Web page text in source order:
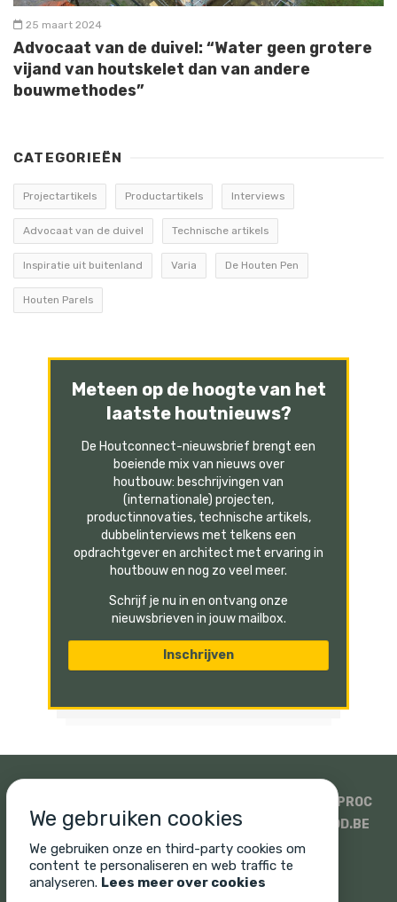
25 maart 2024
Advocaat van de duivel: “Water geen grotere
vijand van houtskelet dan van andere
bouwmethodes”
CATEGORIEËN
Projectartikels Productartikels Interviews
Advocaat van de duivel Technische artikels
Inspiratie uit buitenland Varia De Houten Pen
Houten Parels
Meteen op de hoogte van het
laatste houtnieuws?
De Houtconnect-nieuwsbrief brengt een
boeiende mix van nieuws over
houtbouw: beschrijvingen van
(internationale) projecten,
productinnovaties, technische artikels,
dubbelinterviews met telkens een
opdrachtgever en architect met ervaring in
houtbouw en nog zo veel meer.
Schrijf je nu in en ontvang onze
nieuwsbrieven in jouw mailbox.
ISOPROC
WOODSTOXX
UNICUS PROMAT EN SINIAT
WOOD.BE
SONIQ
CORNELIS HOUT
We gebruiken cookies
We gebruiken onze en third-party cookies om
content te personaliseren en web traffic te
analyseren. Lees meer over cookies